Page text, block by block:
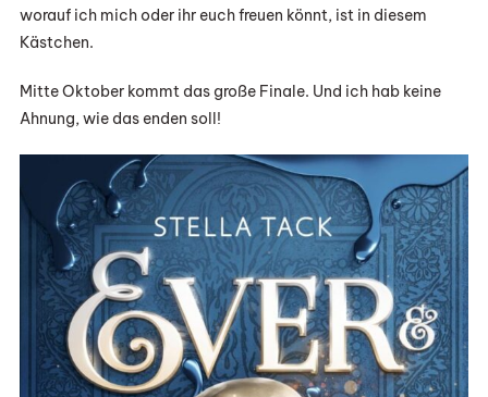
worauf ich mich oder ihr euch freuen könnt, ist in diesem
Kästchen.
Mitte Oktober kommt das große Finale. Und ich hab keine
Ahnung, wie das enden soll!